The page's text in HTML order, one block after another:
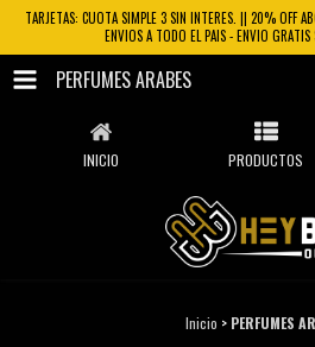
TARJETAS: CUOTA SIMPLE 3 SIN INTERES. || 20% OFF
ENVIOS A TODO EL PAIS - ENVIO
PERFUMES ARABES
INICIO PRODUCTOS
Inicio > PERFUMES